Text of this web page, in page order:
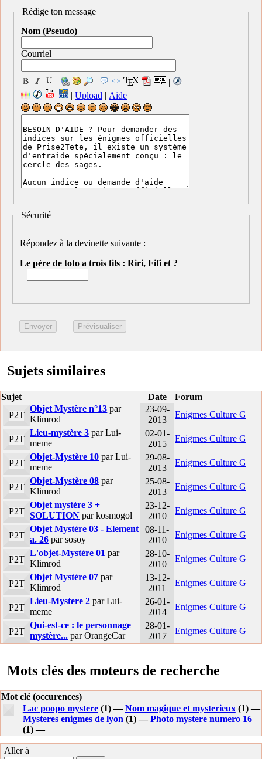
Rédige ton message
Nom (Pseudo)
Courriel
| |
|
| Upload | Aide
Sécurité
Répondez à la devinette suivante :
Le père de toto a trois fils : Riri, Fifi et ?
Sujets similaires
Sujet Date
Forum
P2T
Objet Mystère n°13 par
Klimrod
23-09-
2013
Enigmes Culture G
P2T
Lieu-mystère 3 par Lui-
meme
02-01-
2015
Enigmes Culture G
P2T
Objet-Mystère 10 par Lui-
meme
29-08-
2013
Enigmes Culture G
P2T
Objet-Mystère 08 par
Klimrod
25-08-
2013
Enigmes Culture G
P2T
Objet mystère 3 +
SOLUTION par kosmogol
23-12-
2010
Enigmes Culture G
P2T
Objet Mystère 03 - Element
a. 26 par sosoy
08-11-
2010
Enigmes Culture G
P2T
L'objet-Mystère 01 par
Klimrod
28-10-
2010
Enigmes Culture G
P2T
Objet Mystère 07 par
Klimrod
13-12-
2011
Enigmes Culture G
P2T
Lieu-Mystere 2 par Lui-
meme
26-01-
2014
Enigmes Culture G
P2T
Qui-est-ce : le personnage
mystère... par OrangeCar
28-01-
2017
Enigmes Culture G
Mots clés des moteurs de recherche
Mot clé (occurences)
Lac poopo mystere(1) —Nom magique et mysterieux(1) —
Mysteres enigmes de lyon (1) —Photo mystere numero 16
(1) —
Aller à